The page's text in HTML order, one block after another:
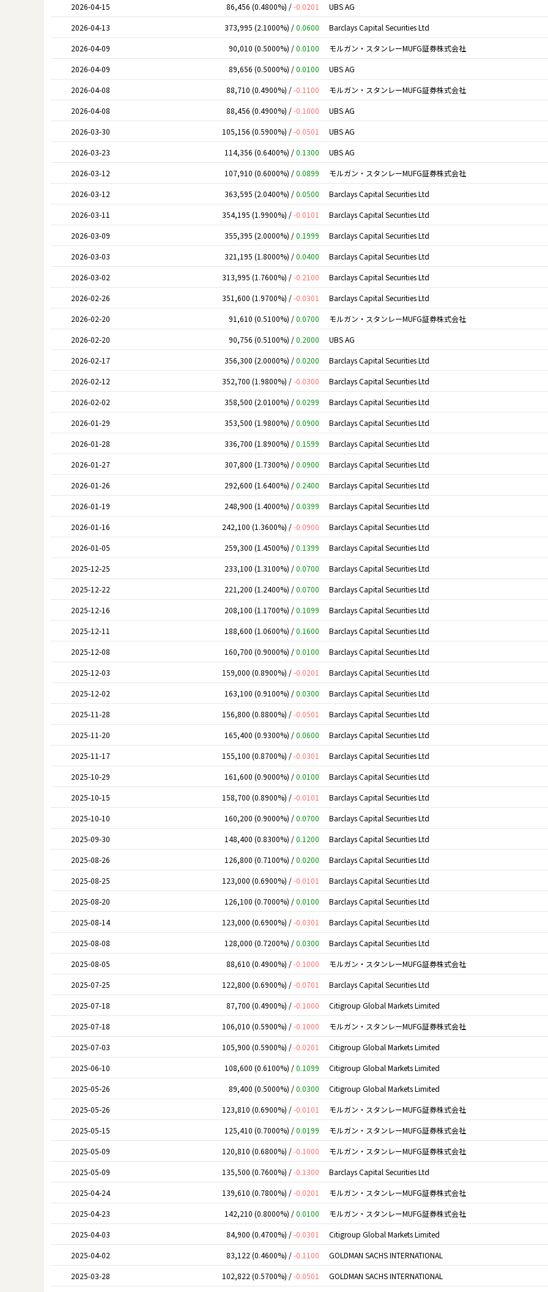
2026-04-15
86,456 (0.4800%) /-0.0201 UBS AG
2026-04-13
373,995 (2.1000%) /0.0600 Barclays Capital Securities Ltd
2026-04-09
90,010 (0.5000%) /0.0100 モルガン・スタンレーMUFG証券株式会社
2026-04-09
89,656 (0.5000%) /0.0100 UBS AG
2026-04-08
88,710 (0.4900%) /-0.1100 モルガン・スタンレーMUFG証券株式会社
2026-04-08
88,456 (0.4900%) /-0.1000 UBS AG
2026-03-30
105,156 (0.5900%) /-0.0501 UBS AG
2026-03-23
114,356 (0.6400%) /0.1300 UBS AG
2026-03-12
107,910 (0.6000%) /0.0899 モルガン・スタンレーMUFG証券株式会社
2026-03-12
363,595 (2.0400%) /0.0500 Barclays Capital Securities Ltd
2026-03-11
354,195 (1.9900%) /-0.0101 Barclays Capital Securities Ltd
2026-03-09
355,395 (2.0000%) /0.1999 Barclays Capital Securities Ltd
2026-03-03
321,195 (1.8000%) /0.0400 Barclays Capital Securities Ltd
2026-03-02
313,995 (1.7600%) /-0.2100 Barclays Capital Securities Ltd
2026-02-26
351,600 (1.9700%) /-0.0301 Barclays Capital Securities Ltd
2026-02-20
91,610 (0.5100%) /0.0700 モルガン・スタンレーMUFG証券株式会社
2026-02-20
90,756 (0.5100%) /0.2000 UBS AG
2026-02-17
356,300 (2.0000%) /0.0200 Barclays Capital Securities Ltd
2026-02-12
352,700 (1.9800%) /-0.0300 Barclays Capital Securities Ltd
2026-02-02
358,500 (2.0100%) /0.0299 Barclays Capital Securities Ltd
2026-01-29
353,500 (1.9800%) /0.0900 Barclays Capital Securities Ltd
2026-01-28
336,700 (1.8900%) /0.1599 Barclays Capital Securities Ltd
2026-01-27
307,800 (1.7300%) /0.0900 Barclays Capital Securities Ltd
2026-01-26
292,600 (1.6400%) /0.2400 Barclays Capital Securities Ltd
2026-01-19
248,900 (1.4000%) /0.0399 Barclays Capital Securities Ltd
2026-01-16
242,100 (1.3600%) /-0.0900 Barclays Capital Securities Ltd
2026-01-05
259,300 (1.4500%) /0.1399 Barclays Capital Securities Ltd
2025-12-25
233,100 (1.3100%) /0.0700 Barclays Capital Securities Ltd
2025-12-22
221,200 (1.2400%) /0.0700 Barclays Capital Securities Ltd
2025-12-16
208,100 (1.1700%) /0.1099 Barclays Capital Securities Ltd
2025-12-11
188,600 (1.0600%) /0.1600 Barclays Capital Securities Ltd
2025-12-08
160,700 (0.9000%) /0.0100 Barclays Capital Securities Ltd
2025-12-03
159,000 (0.8900%) /-0.0201 Barclays Capital Securities Ltd
2025-12-02
163,100 (0.9100%) /0.0300 Barclays Capital Securities Ltd
2025-11-28
156,800 (0.8800%) /-0.0501 Barclays Capital Securities Ltd
2025-11-20
165,400 (0.9300%) /0.0600 Barclays Capital Securities Ltd
2025-11-17
155,100 (0.8700%) /-0.0301 Barclays Capital Securities Ltd
2025-10-29
161,600 (0.9000%) /0.0100 Barclays Capital Securities Ltd
2025-10-15
158,700 (0.8900%) /-0.0101 Barclays Capital Securities Ltd
2025-10-10
160,200 (0.9000%) /0.0700 Barclays Capital Securities Ltd
2025-09-30
148,400 (0.8300%) /0.1200 Barclays Capital Securities Ltd
2025-08-26
126,800 (0.7100%) /0.0200 Barclays Capital Securities Ltd
2025-08-25
123,000 (0.6900%) /-0.0101 Barclays Capital Securities Ltd
2025-08-20
126,100 (0.7000%) /0.0100 Barclays Capital Securities Ltd
2025-08-14
123,000 (0.6900%) /-0.0301 Barclays Capital Securities Ltd
2025-08-08
128,000 (0.7200%) /0.0300 Barclays Capital Securities Ltd
2025-08-05
88,610 (0.4900%) /-0.1000 モルガン・スタンレーMUFG証券株式会社
2025-07-25
122,800 (0.6900%) /-0.0701 Barclays Capital Securities Ltd
2025-07-18
87,700 (0.4900%) /-0.1000 Citigroup Global Markets Limited
2025-07-18
106,010 (0.5900%) /-0.1000 モルガン・スタンレーMUFG証券株式会社
2025-07-03
105,900 (0.5900%) /-0.0201 Citigroup Global Markets Limited
2025-06-10
108,600 (0.6100%) /0.1099 Citigroup Global Markets Limited
2025-05-26
89,400 (0.5000%) /0.0300 Citigroup Global Markets Limited
2025-05-26
123,810 (0.6900%) /-0.0101 モルガン・スタンレーMUFG証券株式会社
2025-05-15
125,410 (0.7000%) /0.0199 モルガン・スタンレーMUFG証券株式会社
2025-05-09
120,810 (0.6800%) /-0.1000 モルガン・スタンレーMUFG証券株式会社
2025-05-09
135,500 (0.7600%) /-0.1300 Barclays Capital Securities Ltd
2025-04-24
139,610 (0.7800%) /-0.0201 モルガン・スタンレーMUFG証券株式会社
2025-04-23
142,210 (0.8000%) /0.0100 モルガン・スタンレーMUFG証券株式会社
2025-04-03
84,900 (0.4700%) /-0.0301 Citigroup Global Markets Limited
2025-04-02
83,122 (0.4600%) /-0.1100 GOLDMAN SACHS INTERNATIONAL
2025-03-28
102,822 (0.5700%) /-0.0501 GOLDMAN SACHS INTERNATIONAL